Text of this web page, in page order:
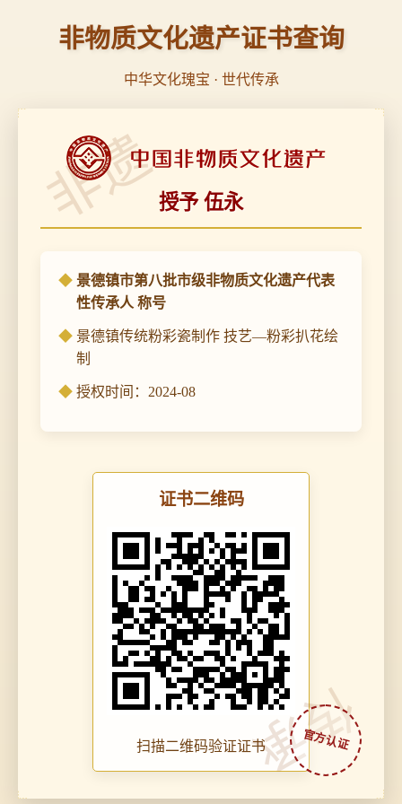
非物质文化遗产证书查询
中华文化瑰宝 · 世代传承
非遗
传承
授予 伍永
景德镇市第八批市级非物质文化遗产代表
性传承人 称号
景德镇传统粉彩瓷制作 技艺—粉彩扒花绘
制
授权时间：2024-08
证书二维码
扫描二维码验证证书